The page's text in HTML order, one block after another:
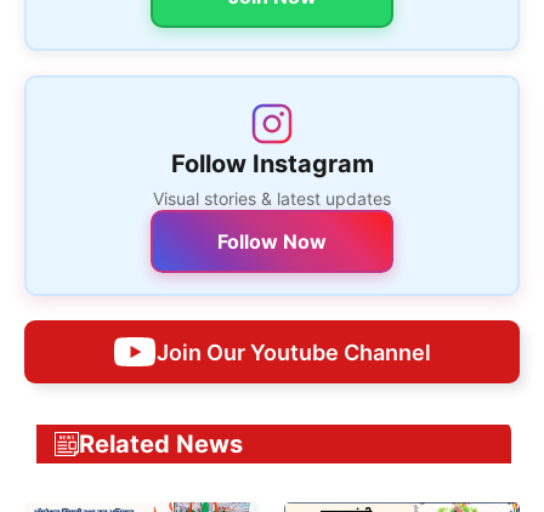
Follow Instagram
Visual stories & latest updates
Follow Now
Join Our Youtube Channel
Related News